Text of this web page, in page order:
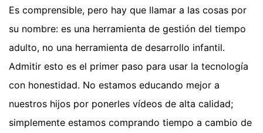
Es comprensible, pero hay que llamar a las cosas por
su nombre: es una herramienta de gestión del tiempo
adulto, no una herramienta de desarrollo infantil.
Admitir esto es el primer paso para usar la tecnología
con honestidad. No estamos educando mejor a
nuestros hijos por ponerles vídeos de alta calidad;
simplemente estamos comprando tiempo a cambio de